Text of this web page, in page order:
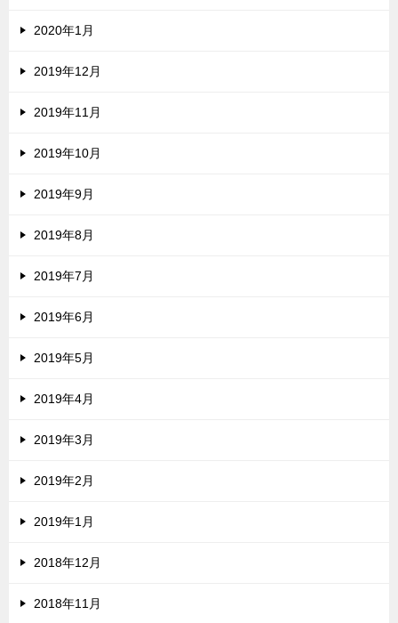
2020年1月
2019年12月
2019年11月
2019年10月
2019年9月
2019年8月
2019年7月
2019年6月
2019年5月
2019年4月
2019年3月
2019年2月
2019年1月
2018年12月
2018年11月